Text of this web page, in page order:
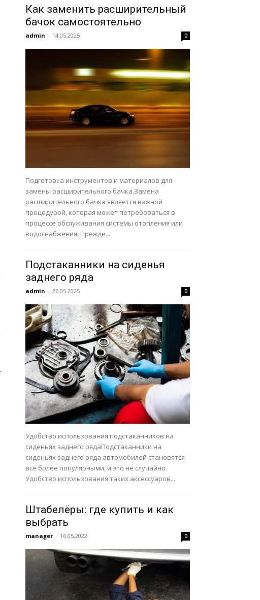
Как заменить расширительный
бачок самостоятельно
admin - 14.05.2025 0
Подготовка инструментов и материалов для
замены расширительного бачка.Замена
расширительного бачка является важной
процедурой, которая может потребоваться в
процессе обслуживания системы отопления или
водоснабжения. Прежде...
Подстаканники на сиденья
заднего ряда
admin - 26.05.2025 0
Удобство использования подстаканников на
сиденьях заднего рядаПодстаканники на
сиденьях заднего ряда автомобилей становятся
все более популярными, и это не случайно.
Удобство использования таких аксессуаров...
Штабелёры: где купить и как
выбрать
manager - 16.05.2022 0